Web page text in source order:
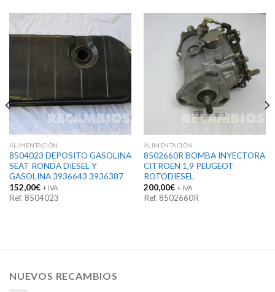
ALIMENTACIÓN
8504023 DEPOSITO GASOLINA
SEAT RONDA DIESEL Y
GASOLINA 3936643 3936387
152,00€ + IVA
Ref. 8504023
ALIMENTACIÓN
8502660R BOMBA INYECTORA
CITROEN 1,9 PEUGEOT
ROTODIESEL
200,00€ + IVA
Ref. 8502660R
NUEVOS RECAMBIOS